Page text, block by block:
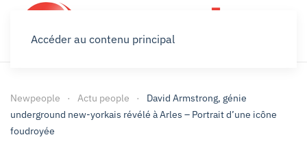
Accéder au contenu principal
Newpeople Actu people
David Armstrong, génie
underground new-yorkais révélé à Arles – Portrait d’une icône
foudroyée